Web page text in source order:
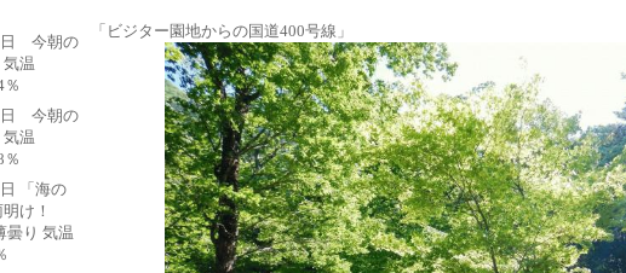
「ビジター園地からの国道400号線」
日 今朝の
温
日 今朝の
温
「海の
明け！
曇り 気温